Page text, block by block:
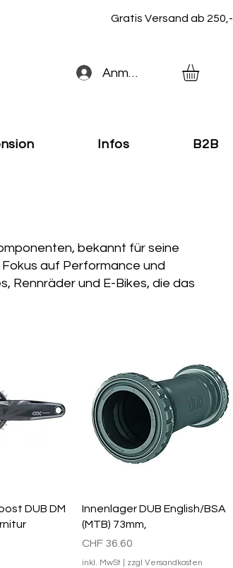
Gratis Versand ab 250,-
Anmelden
Infos B2B
bekannt für seine
auf Performance und
Rennräder und E-Bikes, die das
DUB DM
Schnellansicht
Innenlager DUB English/BSA
(MTB) 73mm,
Preis
CHF 36.60
inkl. MwSt| zzgl Versandkosten